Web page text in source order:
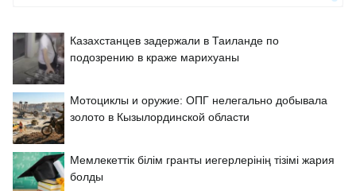
Казахстанцев задержали в Таиланде по
подозрению в краже марихуаны
Мотоциклы и оружие: ОПГ нелегально добывала
золото в Кызылординской области
Мемлекеттік білім гранты иегерлерінің тізімі жария
болды